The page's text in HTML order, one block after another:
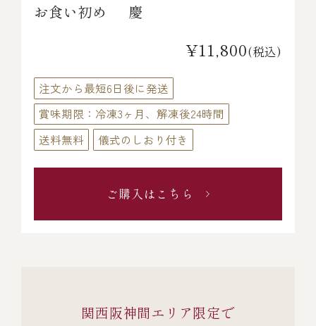
お食い初め 慶
¥11,800(税込)
注文から最短6日後に発送
賞味期限：冷凍3ヶ月、解凍後24時間
送料無料
儀式のしおり付き
ご購入はこちら
関西阪神間エリア限定で